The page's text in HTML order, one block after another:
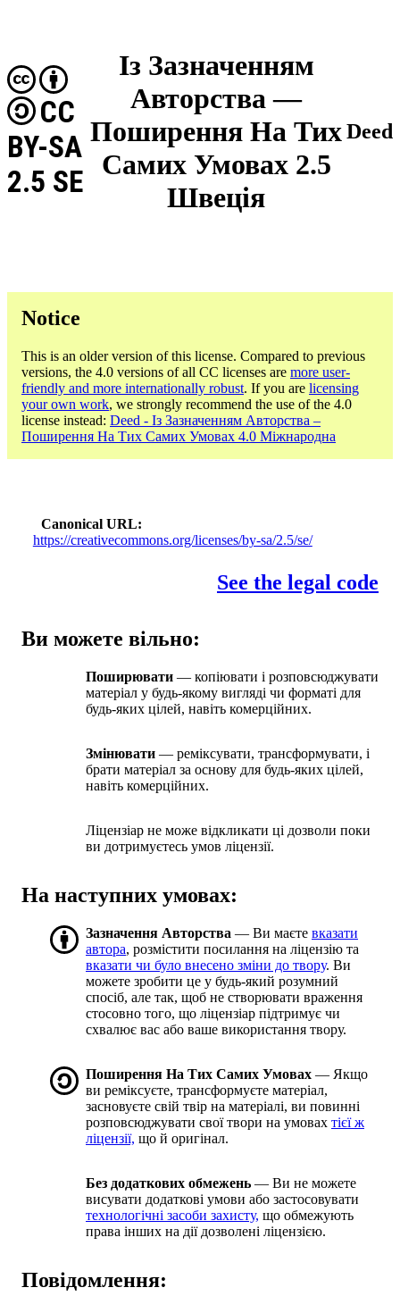
Із Зазначенням
Авторства —
Поширення На Тих
Самих Умовах 2.5
Швеція
CC
BY-SA
2.5 SE
Deed
Notice
This is an older version of this license. Compared to previous
versions, the 4.0 versions of all CC licenses are more user-
friendly and more internationally robust. If you are licensing
your own work, we strongly recommend the use of the 4.0
license instead: Deed - Із Зазначенням Авторства –
Поширення На Тих Самих Умовах 4.0 Міжнародна
Canonical URL
https://creativecommons.org/licenses/by-sa/2.5/se/
See the legal code
Ви можете вільно:
Поширювати — копіювати і розповсюджувати
матеріал у будь-якому вигляді чи форматі для
будь-яких цілей, навіть комерційних.
Змінювати — реміксувати, трансформувати, і
брати матеріал за основу для будь-яких цілей,
навіть комерційних.
Ліцензіар не може відкликати ці дозволи поки
ви дотримуєтесь умов ліцензії.
На наступних умовах:
Зазначення Авторства — Ви маєте вказати
автора, розмістити посилання на ліцензію та
вказати чи було внесено зміни до твору. Ви
можете зробити це у будь-який розумний
спосіб, але так, щоб не створювати враження
стосовно того, що ліцензіар підтримує чи
схвалює вас або ваше використання твору.
Поширення На Тих Самих Умовах — Якщо
ви реміксуєте, трансформуєте матеріал,
засновуєте свій твір на матеріалі, ви повинні
розповсюджувати свої твори на умовах тієї ж
ліцензії, що й оригінал.
Без додаткових обмежень — Ви не можете
висувати додаткові умови або застосовувати
технологічні засоби захисту, що обмежують
права інших на дії дозволені ліцензією.
Повідомлення: